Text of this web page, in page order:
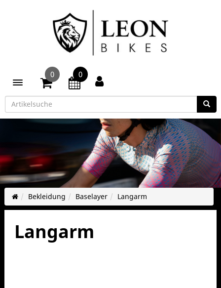
Toggle navigation
0 0
Bekleidung Baselayer Langarm
Langarm